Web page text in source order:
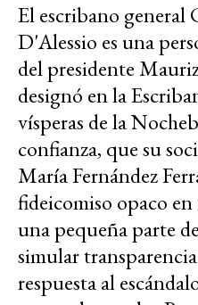
El escribano general
D'Alessio es una
del presidente
designó en la
vísperas de la
confianza, que su
María Fernández
fideicomiso opaco
una pequeña parte
simular
respuesta al